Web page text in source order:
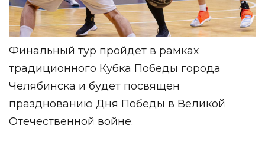
Финальный тур пройдет в рамках
традиционного Кубка Победы города
Челябинска и будет посвящен
празднованию Дня Победы в Великой
Отечественной войне.